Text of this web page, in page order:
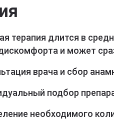
терапия длится в
и может
врача и сбор
подбор
необходимого